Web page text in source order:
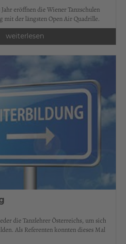
eröffnen die Wiener Tanzschulen
mit der längsten Open Air Quadrille.
weiterlesen
die Tanzlehrer Österreichs, um sich
Als Referenten konnten dieses Mal